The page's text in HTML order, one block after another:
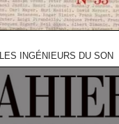
LES INGÉNIEURS DU SON